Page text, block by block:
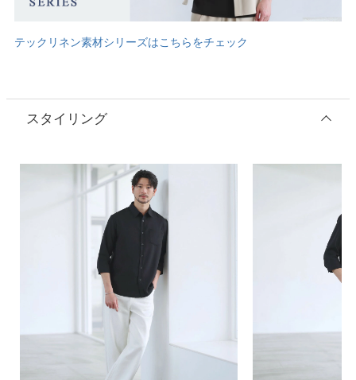
テックリネン素材シリーズはこちらをチェック
スタイリング